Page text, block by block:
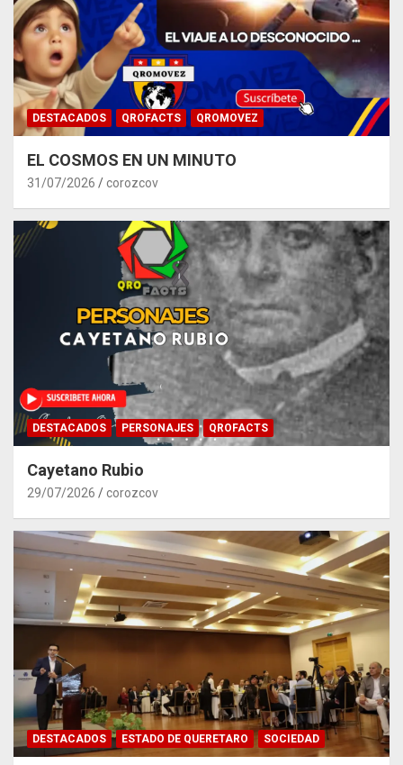
DESTACADOS QROFACTS QROMOVEZ
EL COSMOS EN UN MINUTO
31/07/2026 corozcov
DESTACADOS PERSONAJES QROFACTS
Cayetano Rubio
29/07/2026 corozcov
DESTACADOS ESTADO DE QUERETARO SOCIEDAD